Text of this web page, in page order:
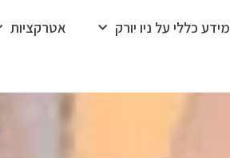
מידע כללי על ניו יורק אטרקציות